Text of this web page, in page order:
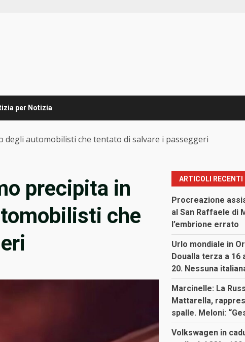
per Notizia
degli automobilisti che tentato di salvare i passeggeri
precipita in
che
ARTICOLI RECENTI
Procreazione
al San Raffaele di
l’embrione errato
Urlo mondiale in
Doualla terza a 16
20. Nessuna
Marcinelle: La
Mattarella,
spalle. Meloni:
Volkswagen in